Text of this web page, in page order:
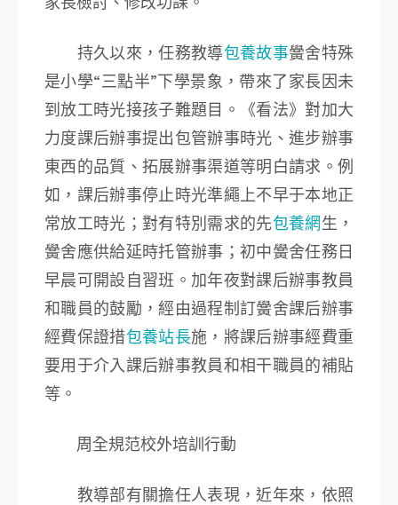
持久以來，任務教導包養故事黌舍特殊
是小學“三點半”下學景象，帶來了家長因未
到放工時光接孩子難題目。《看法》對加大
力度課后辦事提出包管辦事時光、進步辦事
東西的品質、拓展辦事渠道等明白請求。例
如，課后辦事停止時光準繩上不早于本地正
常放工時光；對有特別需求的先包養網生，
黌舍應供給延時托管辦事；初中黌舍任務日
早晨可開設自習班。加年夜對課后辦事教員
和職員的鼓勵，經由過程制訂黌舍課后辦事
經費保證措包養站長施，將課后辦事經費重
要用于介入課后辦事教員和相干職員的補貼
等。
周全規范校外培訓行動
教導部有關擔任人表現，近年來，依照